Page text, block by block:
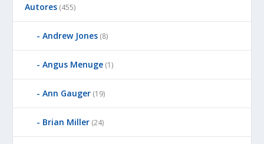
Autores (455)
Andrew Jones (8)
Angus Menuge (1)
Ann Gauger (19)
Brian Miller (24)